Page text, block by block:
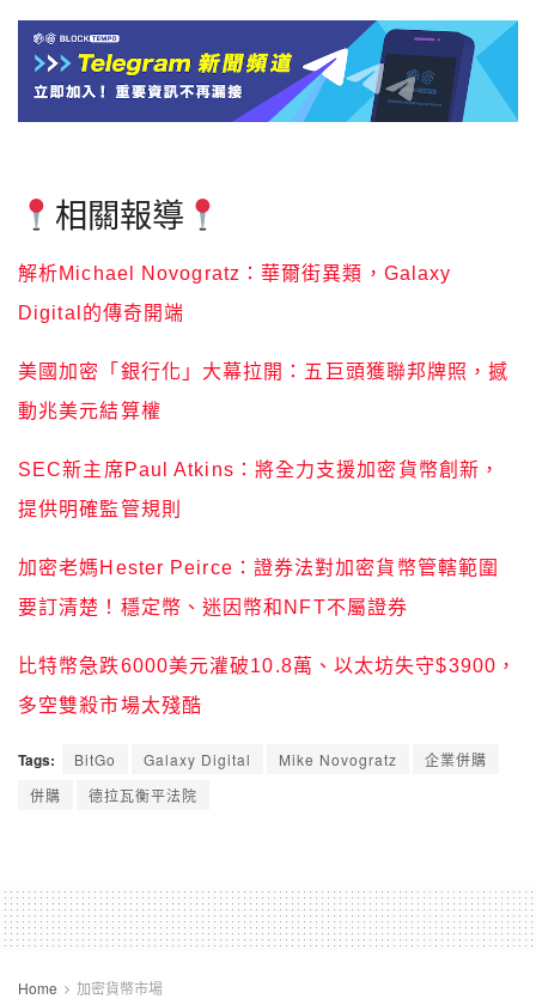
相關報導
解析Michael Novogratz：華爾街異類，Galaxy
Digital的傳奇開端
美國加密「銀行化」大幕拉開：五巨頭獲聯邦牌照，撼
動兆美元結算權
SEC新主席Paul Atkins：將全力支援加密貨幣創新，
提供明確監管規則
加密老媽Hester Peirce：證券法對加密貨幣管轄範圍
要訂清楚！穩定幣、迷因幣和NFT不屬證券
比特幣急跌6000美元灌破10.8萬、以太坊失守$3900，
多空雙殺市場太殘酷
Tags: BitGo Galaxy Digital Mike Novogratz
企業併購
併購
德拉瓦衡平法院
Home 加密貨幣市場